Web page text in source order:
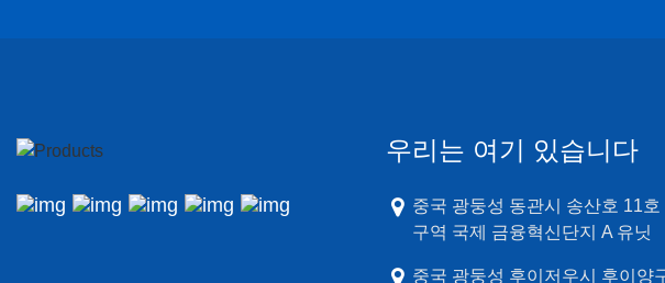
우리는 여기 있습니다
중국 광둥성 동관시 송산호 11호
구역 국제 금융혁신단지 A 유닛
중국 광둥성 후이저우시 후이양